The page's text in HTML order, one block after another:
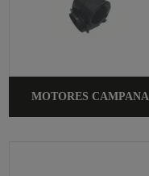
MOTORES CAMPANA